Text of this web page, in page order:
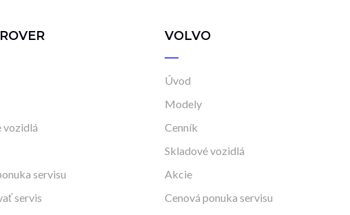
vozidlá
servisu
servis
VOLVO
Úvod
Modely
Cenník
Skladové vozidlá
Akcie
Cenová ponuka servisu